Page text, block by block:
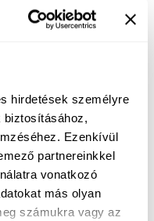
hirdetések személyre
biztosításához,
Ezenkívül
partnereinkkel
vonatkozó
más olyan
számukra vagy az